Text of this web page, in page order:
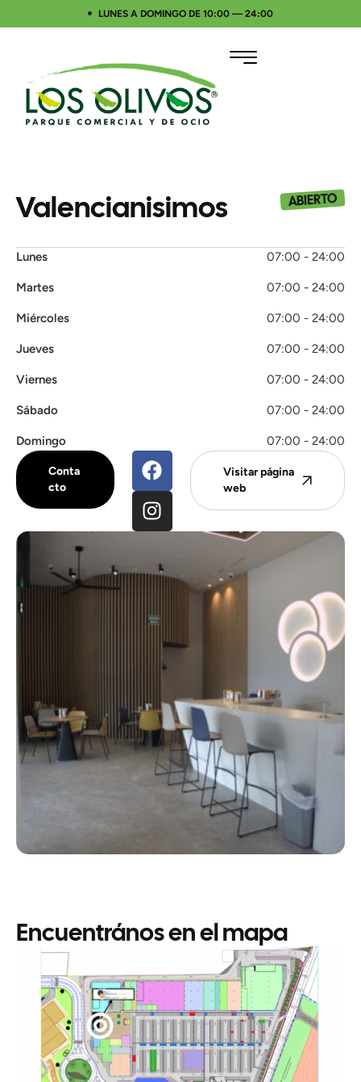
LUNES A DOMINGO DE 10:00 — 24:00
Valencianisimos ABIERTO
Lunes 07:00 - 24:00
Martes 07:00 - 24:00
Miércoles 07:00 - 24:00
Jueves 07:00 - 24:00
Viernes 07:00 - 24:00
Sábado 07:00 - 24:00
Domingo 07:00 - 24:00
Conta
cto
Visitar página
web
Encuentrános en el mapa